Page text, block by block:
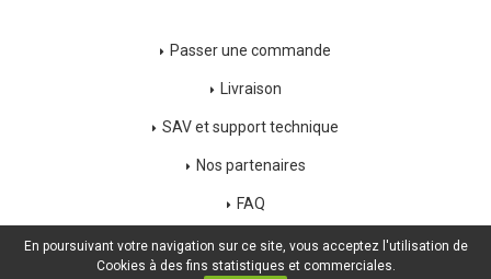
Passer une commande
Livraison
SAV et support technique
Nos partenaires
FAQ
Déconnexion
En poursuivant votre navigation sur ce site, vous acceptez l'utilisation de
Cookies à des fins statistiques et commerciales.